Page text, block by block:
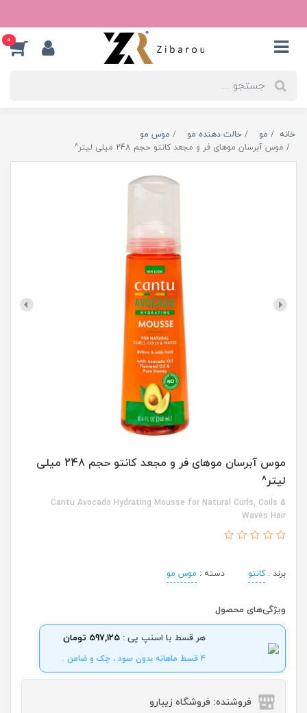
0
خانه مو حالت دهنده مو
موس مو
موس آبرسان موهای فر و مجعد کانتو حجم 248 میلی لیتر^
موس آبرسان موهای فر و مجعد کانتو حجم 248 میلی
لیتر^
Cantu Avocado Hydrating Mousse for Natural Curls, Coils &
Waves Hair
برند :کانتو دسته : موس مو
ویژگی‌های محصول
هر قسط با اسنپ پی : 597,125 تومان
4 قسط ماهانه بدون سود ، چک و ضامن .
فروشنده: فروشگاه زیبارو